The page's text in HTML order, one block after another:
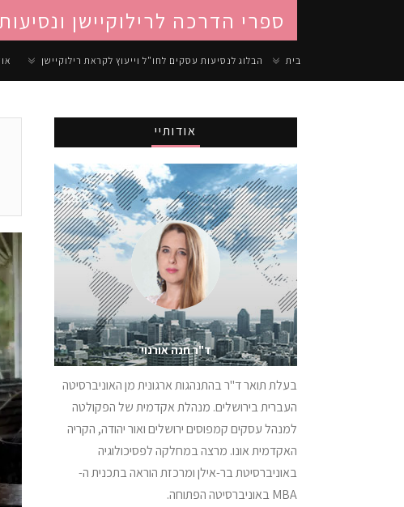
ספרי הדרכה לרילוקיישן
בית הבלוג לנסיעות עסקים לחו"ל וייעוץ לקראת רילוקיישן
אודותיי
ד"ר חנה אורנוי
בעלת תואר ד"ר בהתנהגות ארגונית מן האוניברסיטה
העברית בירושלים. מנהלת אקדמית של הפקולטה
למנהל עסקים קמפוסים ירושלים ואור יהודה, הקריה
האקדמית אונו. מרצה במחלקה לפסיכולוגיה
באוניברסיטת בר-אילן ומרכזת הוראה בתכנית ה-
MBA באוניברסיטה הפתוחה.